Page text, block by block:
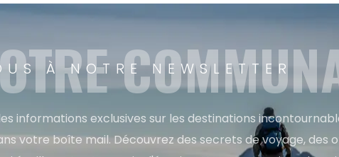
À NOTRE NEWSLETTER
informations exclusives sur les destinations
votre boîte mail. Découvrez des secrets de voyage, des